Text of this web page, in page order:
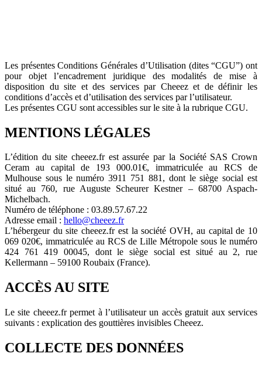
Les présentes Conditions Générales d’Utilisation (dites “CGU”) ont
pour objet l’encadrement juridique des modalités de mise à
disposition du site et des services par Cheeez et de définir les
conditions d’accès et d’utilisation des services par l’utilisateur.
Les présentes CGU sont accessibles sur le site à la rubrique CGU.
MENTIONS LÉGALES
L’édition du site cheeez.fr est assurée par la Société SAS Crown
Ceram au capital de 193 000.01€, immatriculée au RCS de
Mulhouse sous le numéro 3911 751 881, dont le siège social est
situé au 760, rue Auguste Scheurer Kestner – 68700 Aspach-
Michelbach.
Numéro de téléphone : 03.89.57.67.22
Adresse email : hello@cheeez.fr
L’hébergeur du site cheeez.fr est la société OVH, au capital de 10
069 020€, immatriculée au RCS de Lille Métropole sous le numéro
424 761 419 00045, dont le siège social est situé au 2, rue
Kellermann – 59100 Roubaix (France).
ACCÈS AU SITE
Le site cheeez.fr permet à l’utilisateur un accès gratuit aux services
suivants : explication des gouttières invisibles Cheeez.
COLLECTE DES DONNÉES